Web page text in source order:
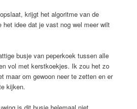
krijgt het algoritme van de
het idee dat je vast nog wel meer wilt
busje van peperkoek tussen alle
vol met kerstkoekjes. Ik zou het zo
maar om gewoon neer te zetten en er
kijken.